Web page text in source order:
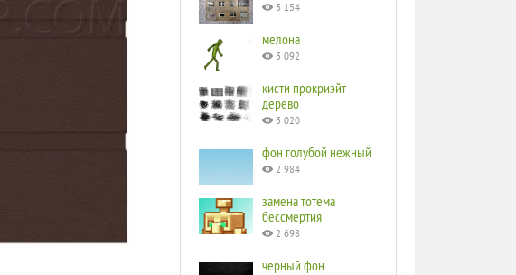
3 154
мелона
3 092
кисти прокриэйт
дерево
3 020
фон голубой нежный
2 984
замена тотема
бессмертия
2 698
черный фон